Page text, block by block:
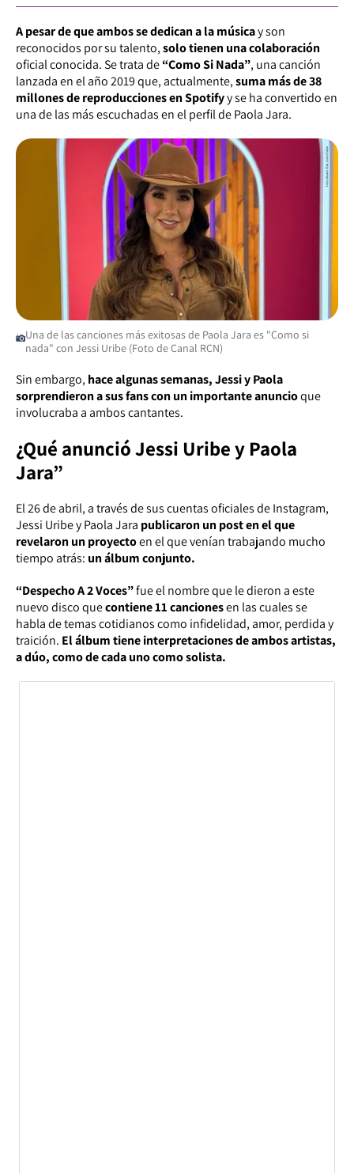
A pesar de que ambos se dedican a la músicay son
reconocidos por su talento,solo tienen una colaboración
oficial conocida. Se trata de“Como Si Nada”, una canción
lanzada en el año 2019 que, actualmente,suma más de 38
millones de reproducciones en Spotifyy se ha convertido en
una de las más escuchadas en el perfil de Paola Jara.
Una de las canciones más exitosas de Paola Jara es "Como si
nada" con Jessi Uribe (Foto de Canal RCN)
Sin embargo, hace algunas semanas, Jessi y Paola
sorprendieron a sus fans con un importante anuncioque
involucraba a ambos cantantes.
¿Qué anunció Jessi Uribe y Paola
Jara”
El 26 de abril, a través de sus cuentas oficiales de Instagram,
Jessi Uribe y Paola Jara publicaron un post en el que
revelaron un proyectoen el que venían trabajando mucho
tiempo atrás: un álbum conjunto.
“Despecho A 2 Voces”fue el nombre que le dieron a este
nuevo disco quecontiene 11 cancionesen las cuales se
habla de temas cotidianos como infidelidad, amor, perdida y
traición. El álbum tiene interpretaciones de ambos artistas,
a dúo, como de cada uno como solista.